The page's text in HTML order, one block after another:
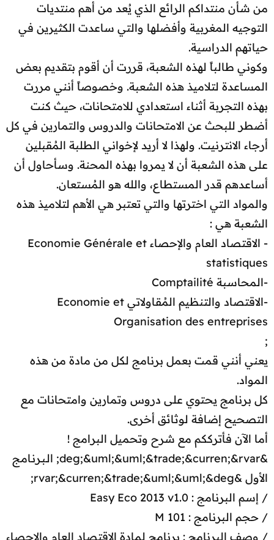
من شأن منتداكم الرائع الذي يُعد من أهم منتديات
التوجيه المغربية وأفضلها والتي ساعدت الكثيرين في
حياتهم الدراسية.
وكوني طالباً لهذه الشعبة، قررت أن أقوم بتقديم بعض
المساعدة لتلاميذ هذه الشعبة. وخصوصاً أنني مررت
بهذه التجربة أثناء استعدادي للامتحانات، حيث كنت
أضطر للبحث عن الامتحانات والدروس والتمارين في كل
أرجاء الانترنيت. ولهذا لا أريد لإخواني الطلبة المُقبلين
على هذه الشعبة أن لا يمروا بهذه المحنة. وسأحاول أن
أساعدهم قدر المستطاع، والله هو المُستعان.
والمواد التي اخترتها والتي تعتبر هي الأهم لتلاميذ هذه
الشعبة هي :
- الاقتصاد العام والإحصاء Economie Générale et
statistiques
-المحاسبة Comptailité
-الاقتصاد والتنظيم المُقاولاتي Economie et
Organisation des entreprises
;
يعني أنني قمت بعمل برنامج لكل من مادة من هذه
المواد.
كل برنامج يحتوي على دروس وتمارين وامتحانات مع
التصحيح إضافة لوثائق أخرى.
أما الآن فأترككم مع شرح وتحميل البرامج !
&deg;&uml;&uml;&trade;&curren;&rvar; الـبـرنـامـج
الأول &rvar;&curren;&trade;&uml;&uml;&deg;
/ إسم البرنامج : Easy Eco 2013 v1.0
/ حجم البرنامج : 101 M
/ وصف البرنامج : برنامج لمادة الاقتصاد العام والإحصاء